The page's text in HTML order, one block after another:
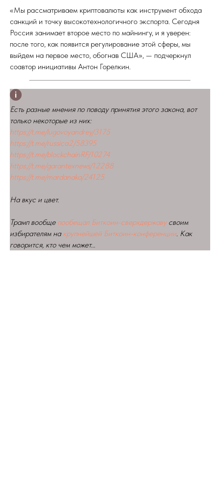
«Мы рассматриваем криптовалюты как инструмент обхода
санкций и точку высокотехнологичного экспорта. Сегодня
Россия занимает второе место по майнингу, и я уверен:
после того, как появится регулирование этой сферы, мы
выйдем на первое место, обогнав США», — подчеркнул
соавтор инициативы Антон Горелкин.
Есть разные мнения по поводу принятия этого закона, вот
только некоторые из них:
https://t.me/lugovoyandrey/3175
https://t.me/russica2/58395
https://t.me/blockchainRF/10274
https://t.me/garantexnews/12288
https://t.me/mardanaka/24125
На вкус и цвет.
Трамп вообще пообещал Биткоин-сверхдержавусвоим
избирателям на крупнейшей Биткоин-конференции. Как
говорится, кто чем может...